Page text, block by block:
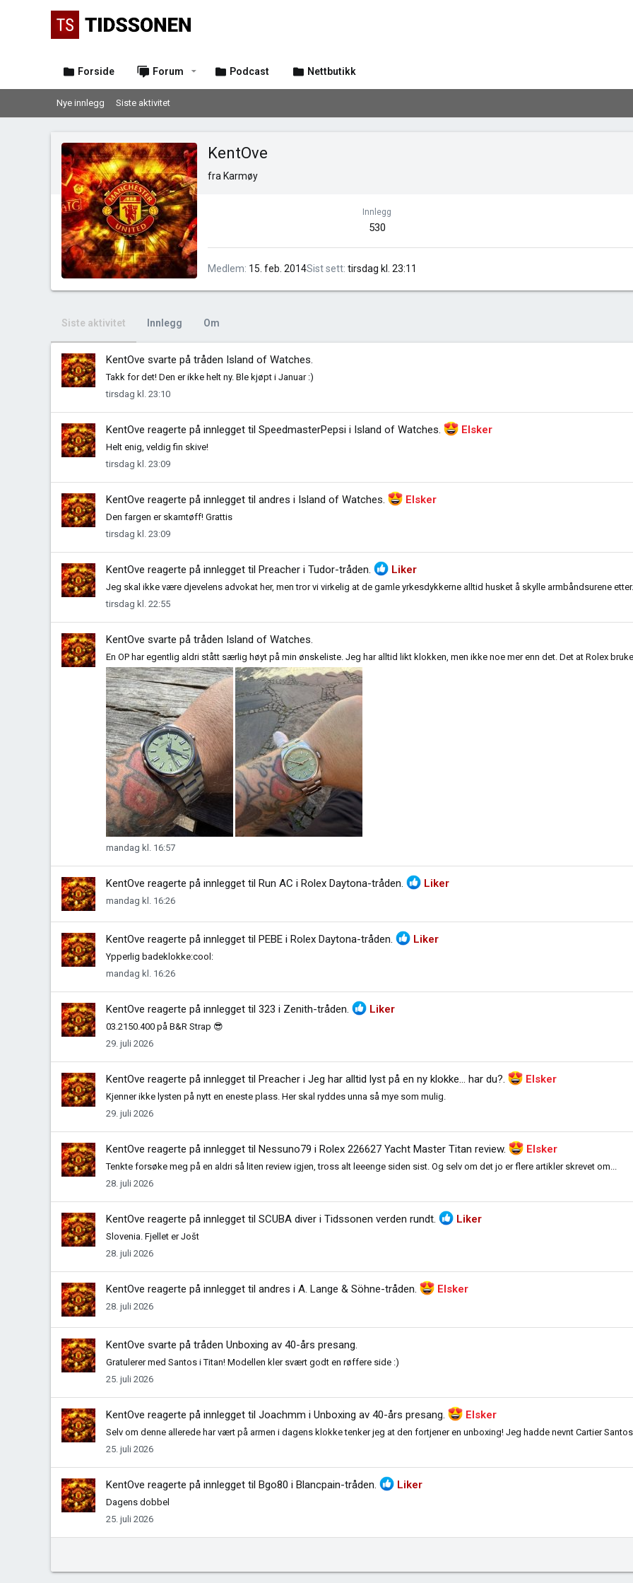
Forside Forum Podcast Nettbutikk
Nye innlegg Siste aktivitet
KentOve
fra Karmøy
Innlegg
530
Medlem 15. feb. 2014Sist sett tirsdag kl. 23:11
Siste aktivitet Innlegg Om
KentOve svarte på tråden Island of Watches.
Takk for det! Den er ikke helt ny. Ble kjøpt i Januar :)
tirsdag kl. 23:10
KentOve reagerte på innlegget til SpeedmasterPepsi i Island of Watches. Elsker
Helt enig, veldig fin skive!
tirsdag kl. 23:09
KentOve reagerte på innlegget til andres i Island of Watches. Elsker
Den fargen er skamtøff! Grattis
tirsdag kl. 23:09
KentOve reagerte på innlegget til Preacher i Tudor-tråden. Liker
Jeg skal ikke være djevelens advokat her, men tror vi virkelig at de gamle yrkesdykkerne alltid husket å skylle armbåndsurene
tirsdag kl. 22:55
KentOve svarte på tråden Island of Watches.
En OP har egentlig aldri stått særlig høyt på min ønskeliste. Jeg har alltid likt klokken, men ikke noe mer enn det. Det at Rolex
mandag kl. 16:57
KentOve reagerte på innlegget til Run AC i Rolex Daytona-tråden. Liker
mandag kl. 16:26
KentOve reagerte på innlegget til PEBE i Rolex Daytona-tråden. Liker
Ypperlig badeklokke:cool:
mandag kl. 16:26
KentOve reagerte på innlegget til 323 i Zenith-tråden. Liker
03.2150.400 på B&R Strap 😎
29. juli 2026
KentOve reagerte på innlegget til Preacher i Jeg har alltid lyst på en ny klokke… har du?. Elsker
Kjenner ikke lysten på nytt en eneste plass. Her skal ryddes unna så mye som mulig.
29. juli 2026
KentOve reagerte på innlegget til Nessuno79 i Rolex 226627 Yacht Master Titan review. Elsker
Tenkte forsøke meg på en aldri så liten review igjen, tross alt leeenge siden sist. Og selv om det jo er flere artikler skrevet om...
28. juli 2026
KentOve reagerte på innlegget til SCUBA diver i Tidssonen verden rundt. Liker
Slovenia. Fjellet er Jošt
28. juli 2026
KentOve reagerte på innlegget til andres i A. Lange & Söhne-tråden. Elsker
28. juli 2026
KentOve svarte på tråden Unboxing av 40-års presang.
Gratulerer med Santos i Titan! Modellen kler svært godt en røffere side :)
25. juli 2026
KentOve reagerte på innlegget til Joachmm i Unboxing av 40-års presang. Elsker
Selv om denne allerede har vært på armen i dagens klokke tenker jeg at den fortjener en unboxing! Jeg hadde nevnt Cartier
25. juli 2026
KentOve reagerte på innlegget til Bgo80 i Blancpain-tråden. Liker
Dagens dobbel
25. juli 2026